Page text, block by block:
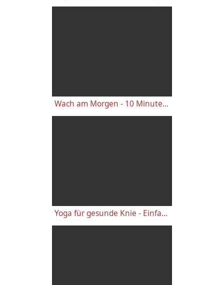
Wach am Morgen - 10 Minuten Yogastunde für Energie
Yoga für gesunde Knie - Einfache wirkungsvolle Gelenkübungen